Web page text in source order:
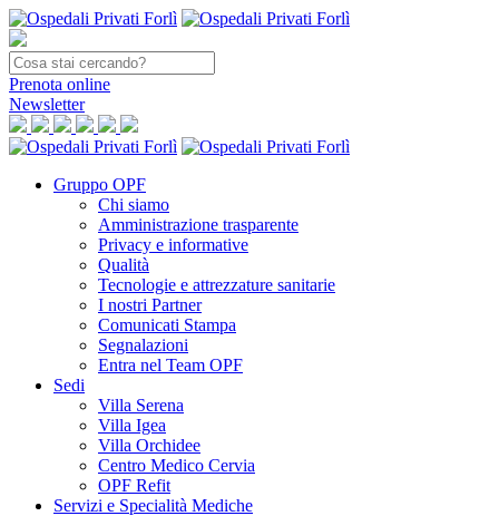
Prenota online
Newsletter
Gruppo OPF
Chi siamo
Amministrazione trasparente
Privacy e informative
Qualità
Tecnologie e attrezzature sanitarie
I nostri Partner
Comunicati Stampa
Segnalazioni
Entra nel Team OPF
Sedi
Villa Serena
Villa Igea
Villa Orchidee
Centro Medico Cervia
OPF Refit
Servizi e Specialità Mediche